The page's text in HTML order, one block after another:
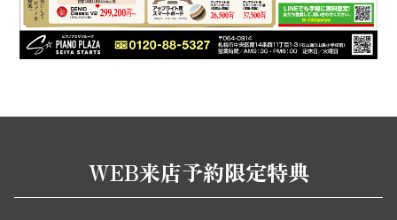
WEB来店予約限定特典